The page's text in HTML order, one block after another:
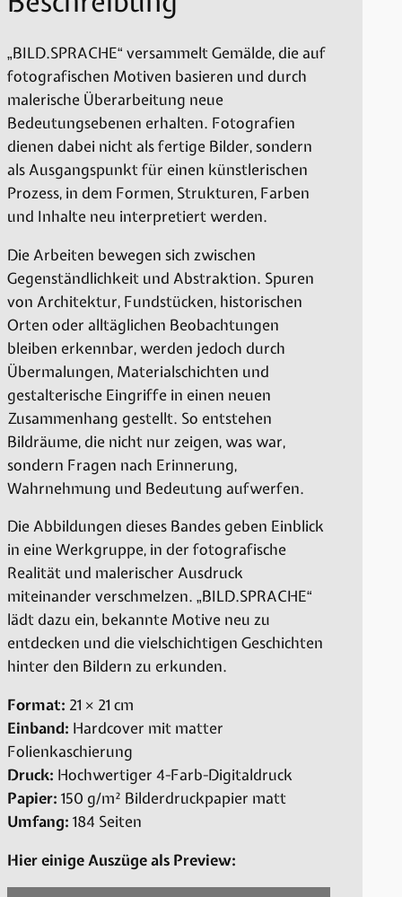
„BILD.SPRACHE“ versammelt Gemälde, die auf
fotografischen Motiven basieren und durch
malerische Überarbeitung neue
Bedeutungsebenen erhalten. Fotografien
dienen dabei nicht als fertige Bilder, sondern
als Ausgangspunkt für einen künstlerischen
Prozess, in dem Formen, Strukturen, Farben
und Inhalte neu interpretiert werden.
Die Arbeiten bewegen sich zwischen
Gegenständlichkeit und Abstraktion. Spuren
von Architektur, Fundstücken, historischen
Orten oder alltäglichen Beobachtungen
bleiben erkennbar, werden jedoch durch
Übermalungen, Materialschichten und
gestalterische Eingriffe in einen neuen
Zusammenhang gestellt. So entstehen
Bildräume, die nicht nur zeigen, was war,
sondern Fragen nach Erinnerung,
Wahrnehmung und Bedeutung aufwerfen.
Die Abbildungen dieses Bandes geben Einblick
in eine Werkgruppe, in der fotografische
Realität und malerischer Ausdruck
miteinander verschmelzen. „BILD.SPRACHE“
lädt dazu ein, bekannte Motive neu zu
entdecken und die vielschichtigen Geschichten
hinter den Bildern zu erkunden.
Format: 21 × 21 cm
Einband: Hardcover mit matter
Folienkaschierung
Druck: Hochwertiger 4-Farb-Digitaldruck
Papier: 150 g/m² Bilderdruckpapier matt
Umfang: 184 Seiten
Hier einige Auszüge als Preview: